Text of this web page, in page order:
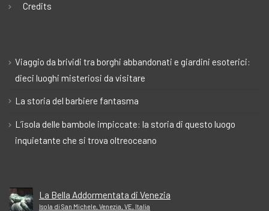
Credits
Viaggio da brividi tra borghi abbandonati e giardini esoterici:
dieci luoghi misteriosi da visitare
La storia del barbiere fantasma
L’isola delle bambole impiccate: la storia di questo luogo
inquietante che si trova oltreoceano
La Bella Addormentata di Venezia
Isola di San Michele, Venezia, VE, Italia